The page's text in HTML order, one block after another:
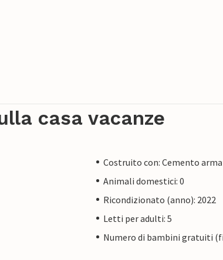
casa vacanze
Costruito con: Cemento
Animali domestici: 0
Ricondizionato (anno): 2022
Letti per adulti: 5
Numero di bambini gratuiti